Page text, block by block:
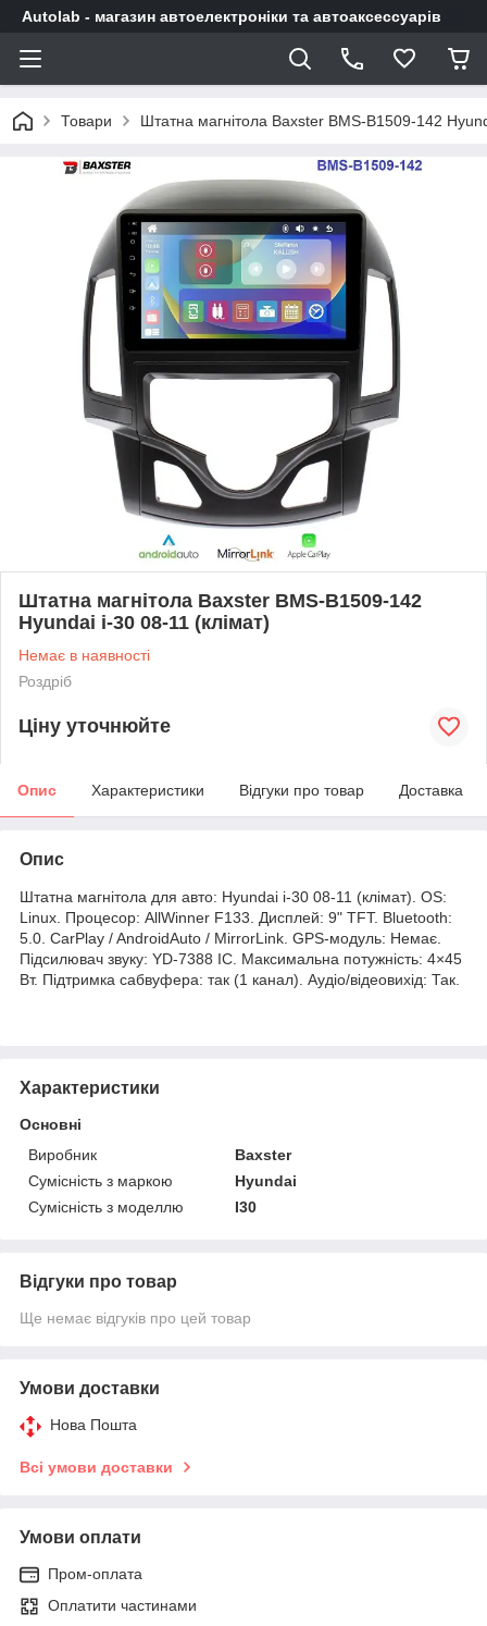
Autolab - магазин автоелектроніки та автоаксессуарів
Товари Штатна магнітола Baxster BMS-B1509-142
Штатна магнітола Baxster BMS-B1509-142
Hyundai i-30 08-11 (клімат)
Немає в наявності
Роздріб
Ціну уточнюйте
Опис Характеристики Відгуки про товар Доставка
Опис
Штатна магнітола для авто: Hyundai i-30 08-11 (клімат). OS:
Linux. Процесор: AllWinner F133. Дисплей: 9" TFT. Bluetooth:
5.0. CarPlay / AndroidAuto / MirrorLink. GPS-модуль: Немає.
Підсилювач звуку: YD-7388 IC. Максимальна потужність: 4×45
Вт. Підтримка сабвуфера: так (1 канал). Аудіо/відеовихід: Так.
Характеристики
Основні
Виробник
Baxster
Сумісність з маркою
Hyundai
Сумісність з моделлю
I30
Відгуки про товар
Ще немає відгуків про цей товар
Умови доставки
Нова Пошта
Всі умови доставки
Умови оплати
Пром-оплата
Оплатити частинами